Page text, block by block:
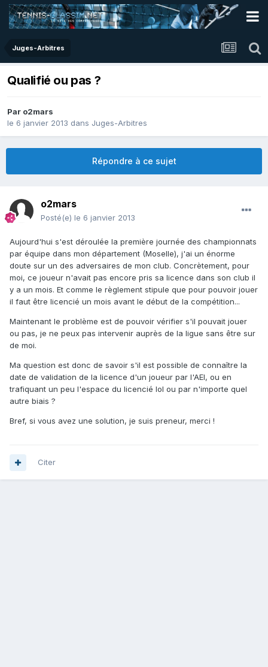
Juges-Arbitres
Qualifié ou pas ?
Par o2mars
le 6 janvier 2013 dans Juges-Arbitres
Répondre à ce sujet
o2mars
Posté(e) le 6 janvier 2013
Aujourd'hui s'est déroulée la première journée des championnats
par équipe dans mon département (Moselle), j'ai un énorme
doute sur un des adversaires de mon club. Concrètement, pour
moi, ce joueur n'avait pas encore pris sa licence dans son club il
y a un mois. Et comme le règlement stipule que pour pouvoir jouer
il faut être licencié un mois avant le début de la compétition...
Maintenant le problème est de pouvoir vérifier s'il pouvait jouer
ou pas, je ne peux pas intervenir auprès de la ligue sans être sur
de moi.
Ma question est donc de savoir s'il est possible de connaître la
date de validation de la licence d'un joueur par l'AEI, ou en
trafiquant un peu l'espace du licencié lol ou par n'importe quel
autre biais ?
Bref, si vous avez une solution, je suis preneur, merci !
Citer